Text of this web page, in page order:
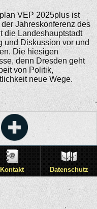
VEP 2025plus ist
Jahreskonferenz des
die Landeshauptstadt
und Diskussion vor und
Die hiesigen
denn Dresden geht
von Politik,
neue Wege.
Kontakt Datenschutz